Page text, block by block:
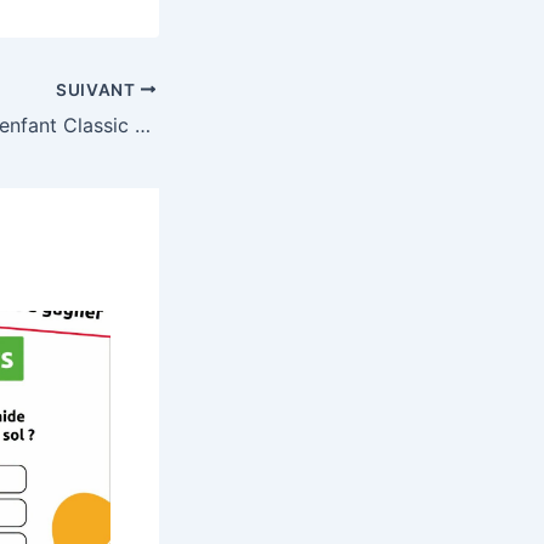
SUIVANT
À gagner un vélo enfant Classic 14 pouces Cream d’une valeur de 320,90€